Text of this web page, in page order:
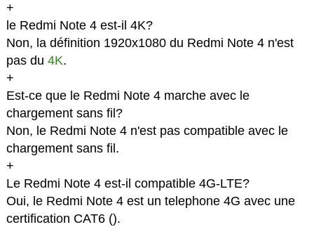
+
le Redmi Note 4 est-il 4K?
Non, la définition 1920x1080 du Redmi Note 4 n'est
pas du 4K.
+
Est-ce que le Redmi Note 4 marche avec le
chargement sans fil?
Non, le Redmi Note 4 n'est pas compatible avec le
chargement sans fil.
+
Le Redmi Note 4 est-il compatible 4G-LTE?
Oui, le Redmi Note 4 est un telephone 4G avec une
certification CAT6 ().